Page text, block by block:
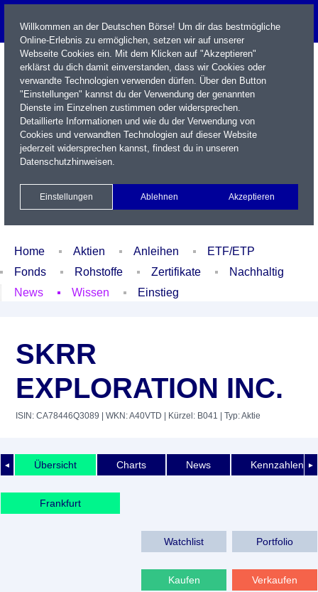
Name / WKN / ISIN / Kürzel
Xetra Realtime
Watchlist Portfolio Login
Home Aktien Anleihen
ETF/ETP
Fonds
Rohstoffe Zertifikate
Nachhaltig
News
Wissen Einstieg
SKRR
EXPLORATION INC.
ISIN: CA78446Q3089 | WKN: A40VTD | Kürzel: B041 | Typ: Aktie
◄ ►
Übersicht Charts News Kennzahlen
Frankfurt
Watchlist Portfolio
Kaufen Verkaufen
Willkommen an der Deutschen Börse! Um dir das bestmögliche
Online-Erlebnis zu ermöglichen, setzen wir auf unserer
Webseite Cookies ein. Mit dem Klicken auf "Akzeptieren"
erklärst du dich damit einverstanden, dass wir Cookies oder
verwandte Technologien verwenden dürfen. Über den Button
"Einstellungen" kannst du der Verwendung der genannten
Dienste im Einzelnen zustimmen oder widersprechen.
Detaillierte Informationen und wie du der Verwendung von
Cookies und verwandten Technologien auf dieser Website
jederzeit widersprechen kannst, findest du in unseren
Datenschutzhinweisen.
Einstellungen Ablehnen Akzeptieren